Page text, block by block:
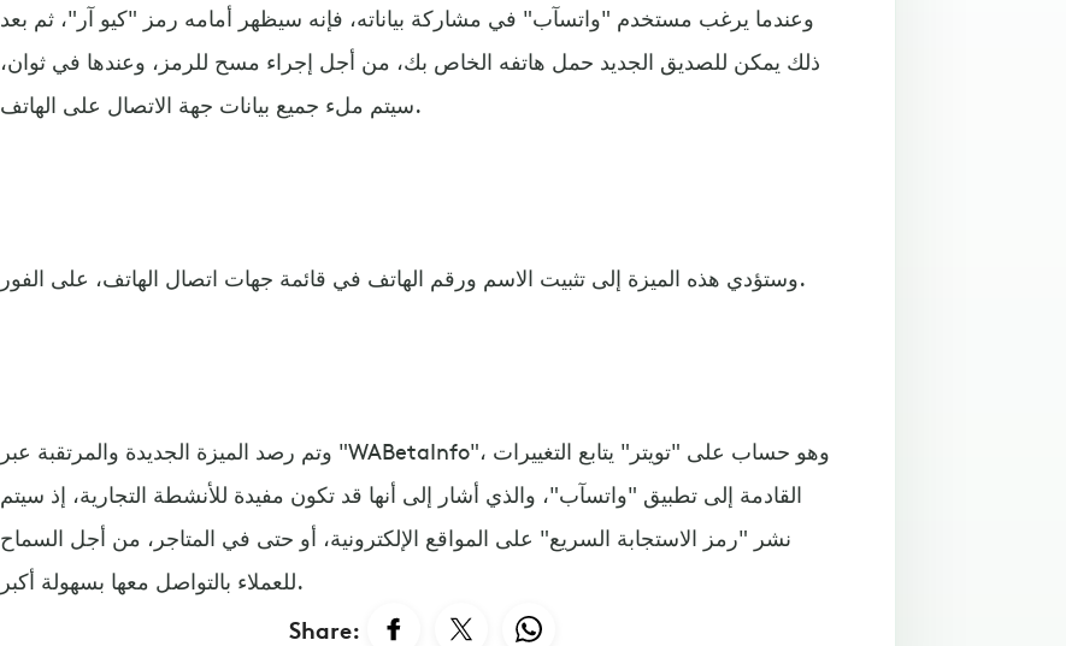
وعندما يرغب مستخدم "واتسآب" في مشاركة بياناته، فإنه سيظهر أمامه رمز "كيو آر"، ثم بعد
ذلك يمكن للصديق الجديد حمل هاتفه الخاص بك، من أجل إجراء مسح للرمز، وعندها في ثوان،
سيتم ملء جميع بيانات جهة الاتصال على الهاتف.
وستؤدي هذه الميزة إلى تثبيت الاسم ورقم الهاتف في قائمة جهات اتصال الهاتف، على الفور.
وتم رصد الميزة الجديدة والمرتقبة عبر "WABetaInfo"، وهو حساب على "تويتر" يتابع التغييرات
القادمة إلى تطبيق "واتسآب"، والذي أشار إلى أنها قد تكون مفيدة للأنشطة التجارية، إذ سيتم
نشر "رمز الاستجابة السريع" على المواقع الإلكترونية، أو حتى في المتاجر، من أجل السماح
للعملاء بالتواصل معها بسهولة أكبر.
Share: